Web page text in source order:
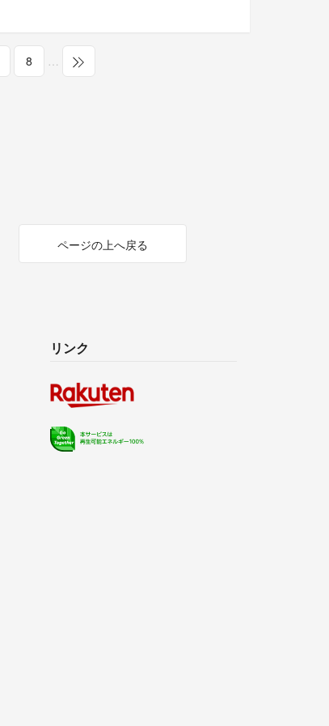
8
ページの上へ戻る
リンク